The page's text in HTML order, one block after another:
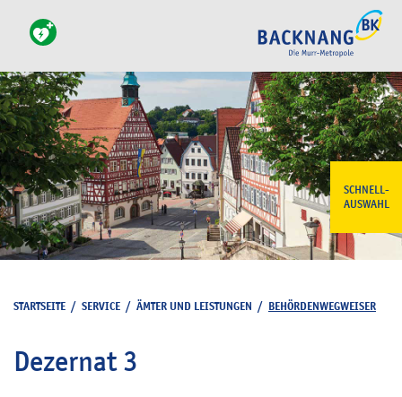
SCHNELL-
AUSWAHL
STARTSEITE / SERVICE / ÄMTER UND LEISTUNGEN / BEHÖRDENWEGWEISER
Dezernat 3